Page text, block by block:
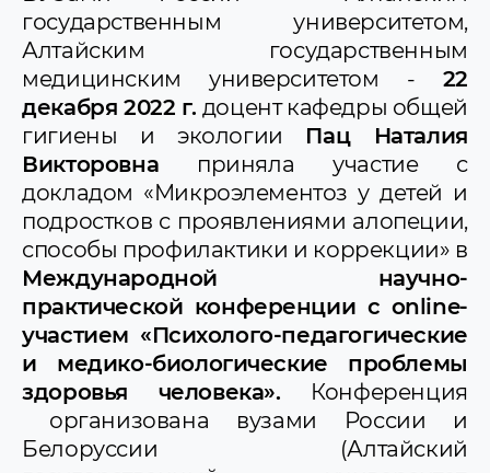
Дагестанский государственный
медицинский университет
Ижевская государственная медицинская
академия
Красноярский государственный
медицинский университет имени
профессора В.Ф. Войно-Ясенецкого
Курский государственный медицинский
университет
Кыргызская государственная
медицинская академия
Медицинский университет Астана
Медицинский университет Вэньчжоу
(КНР)
НМИЦ психиатрии и наркологии
им.В.П.Сербского
Оренбургский государственный
медицинский университет
Первый Московский государственный
медицинский университет им.
И.М.Сеченова
государственным университетом,
Алтайским государственным
медицинским университетом - 22
декабря 2022 г. доцент кафедры общей
гигиены и экологии Пац Наталия
Викторовна приняла участие с
докладом «Микроэлементоз у детей и
подростков с проявлениями алопеции,
способы профилактики и коррекции» в
Международной научно-
практической конференции с online-
участием «Психолого-педагогические
и медико-биологические проблемы
здоровья человека». Конференция
организована вузами России и
Белоруссии (Алтайский